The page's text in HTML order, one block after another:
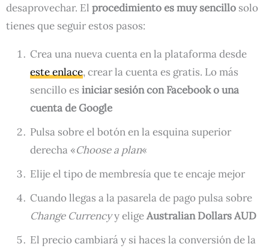
desaprovechar. El procedimiento es muy sencillo solo
tienes que seguir estos pasos:
Crea una nueva cuenta en la plataforma desde
este enlace, crear la cuenta es gratis. Lo más
sencillo es iniciar sesión con Facebook o una
cuenta de Google
Pulsa sobre el botón en la esquina superior
derecha «Choose a plan«
Elije el tipo de membresía que te encaje mejor
Cuando llegas a la pasarela de pago pulsa sobre
Change Currencyy eligeAustralian Dollars AUD
El precio cambiará y si haces la conversión de la